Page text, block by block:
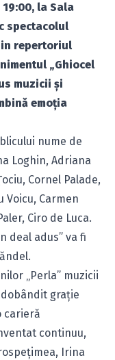
la Sala
spectacolul
repertoriul
„Ghiocel
muzicii şi
emoţia
nume de
Loghin, Adriana
Cornel Palade,
Voicu, Carmen
Ciro de Luca.
deal adus” va fi
„Perla” muzicii
graţie
carieră
continuu,
Irina